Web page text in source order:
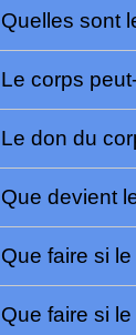
Quelles sont
Le corps
Le don du
Que devient
Que faire si
Que faire si